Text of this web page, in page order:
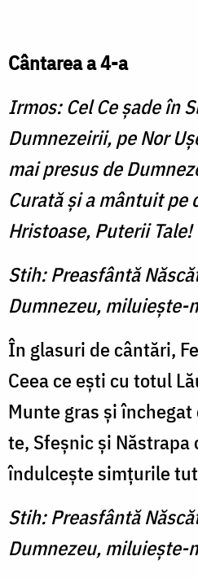
Cântarea a 4-a
Irmos: Cel Ce şade în
Dumnezeirii, pe Nor
mai presus de
Curată şi a mântuit pe
Hristoase, Puterii Tale!
Stih: Preasfântă
Dumnezeu, miluieşte-
În glasuri de cântări,
Ceea ce eşti cu totul
Munte gras şi
te, Sfeşnic şi Năstrapa
îndulceşte simţurile
Stih: Preasfântă
Dumnezeu, miluieşte-